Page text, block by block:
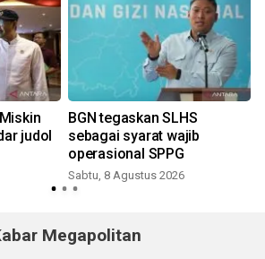
judol
BGN tegaskan SLHS
sebagai syarat wajib
operasional SPPG
Sabtu, 8 Agustus 2026
Megapolitan